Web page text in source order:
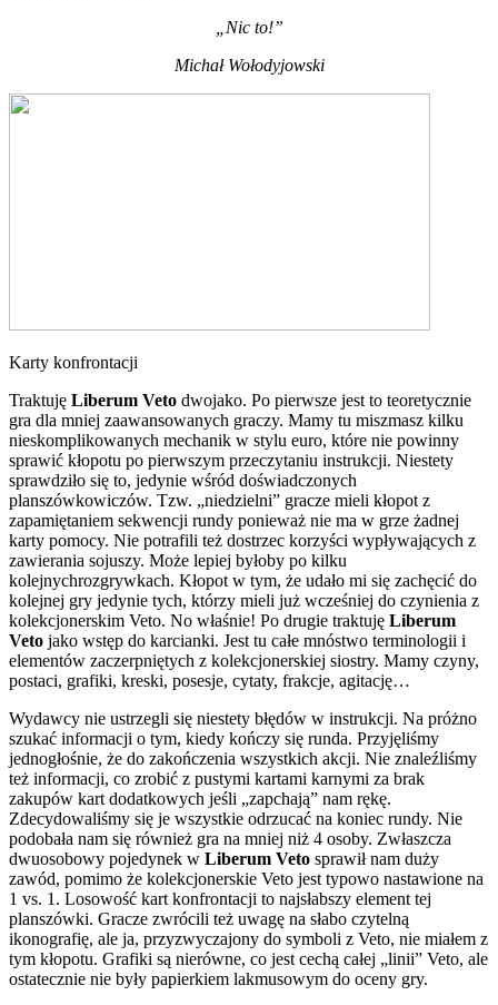
„Nic to!”
Michał Wołodyjowski
Karty konfrontacji
Traktuję Liberum Veto dwojako. Po pierwsze jest to teoretycznie
gra dla mniej zaawansowanych graczy. Mamy tu miszmasz kilku
nieskomplikowanych mechanik w stylu euro, które nie powinny
sprawić kłopotu po pierwszym przeczytaniu instrukcji. Niestety
sprawdziło się to, jedynie wśród doświadczonych
planszówkowiczów. Tzw. „niedzielni” gracze mieli kłopot z
zapamiętaniem sekwencji rundy ponieważ nie ma w grze żadnej
karty pomocy. Nie potrafili też dostrzec korzyści wypływających z
zawierania sojuszy. Może lepiej byłoby po kilku
kolejnychrozgrywkach. Kłopot w tym, że udało mi się zachęcić do
kolejnej gry jedynie tych, którzy mieli już wcześniej do czynienia z
kolekcjonerskim Veto. No właśnie! Po drugie traktuję Liberum
Veto jako wstęp do karcianki. Jest tu całe mnóstwo terminologii i
elementów zaczerpniętych z kolekcjonerskiej siostry. Mamy czyny,
postaci, grafiki, kreski, posesje, cytaty, frakcje, agitację…
Wydawcy nie ustrzegli się niestety błędów w instrukcji. Na próżno
szukać informacji o tym, kiedy kończy się runda. Przyjęliśmy
jednogłośnie, że do zakończenia wszystkich akcji. Nie znaleźliśmy
też informacji, co zrobić z pustymi kartami karnymi za brak
zakupów kart dodatkowych jeśli „zapchają” nam rękę.
Zdecydowaliśmy się je wszystkie odrzucać na koniec rundy. Nie
podobała nam się również gra na mniej niż 4 osoby. Zwłaszcza
dwuosobowy pojedynek w Liberum Veto sprawił nam duży
zawód, pomimo że kolekcjonerskie Veto jest typowo nastawione na
1 vs. 1. Losowość kart konfrontacji to najsłabszy element tej
planszówki. Gracze zwrócili też uwagę na słabo czytelną
ikonografię, ale ja, przyzwyczajony do symboli z Veto, nie miałem z
tym kłopotu. Grafiki są nierówne, co jest cechą całej „linii” Veto, ale
ostatecznie nie były papierkiem lakmusowym do oceny gry.